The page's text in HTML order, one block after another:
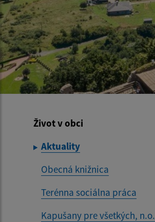
Život v obci
Aktuality
Obecná knižnica
Terénna sociálna práca
Kapušany pre všetkých, n.o.